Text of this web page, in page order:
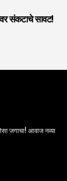
संकटाचे सावट!
जगाचा! आवाज नव्या